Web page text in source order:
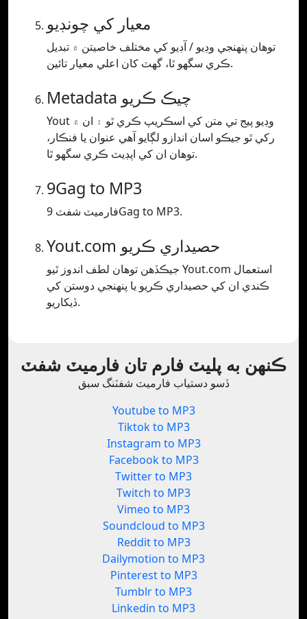
معيار کي چونڊيو
توھان پنھنجي وڊيو / آڊيو کي مختلف خاصيتن ۾ تبديل
ڪري سگھو ٿا، گھٽ کان اعلي معيار تائين.
Metadata چيڪ ڪريو
Yout وڊيو پيج تي متن کي اسڪريپ ڪري ٿو ۽ ان ۾
رکي ٿو جيڪو اسان اندازو لڳايو آهي عنوان يا فنڪار،
توهان ان کي اپڊيٽ ڪري سگهو ٿا.
9Gag to MP3
فارميٽ شفٽ 9Gag to MP3.
Yout.com حصيداري ڪريو
جيڪڏھن توھان لطف اندوز ٿيو Yout.com استعمال
ڪندي ان کي حصيداري ڪريو يا پنھنجي دوستن کي
ڏيکاريو.
ڪنهن به پليٽ فارم تان فارميٽ شفٽ
ڏسو دستياب فارميٽ شفٽنگ سبق
Youtube to MP3
Tiktok to MP3
Instagram to MP3
Facebook to MP3
Twitter to MP3
Twitch to MP3
Vimeo to MP3
Soundcloud to MP3
Reddit to MP3
Dailymotion to MP3
Pinterest to MP3
Tumblr to MP3
Linkedin to MP3